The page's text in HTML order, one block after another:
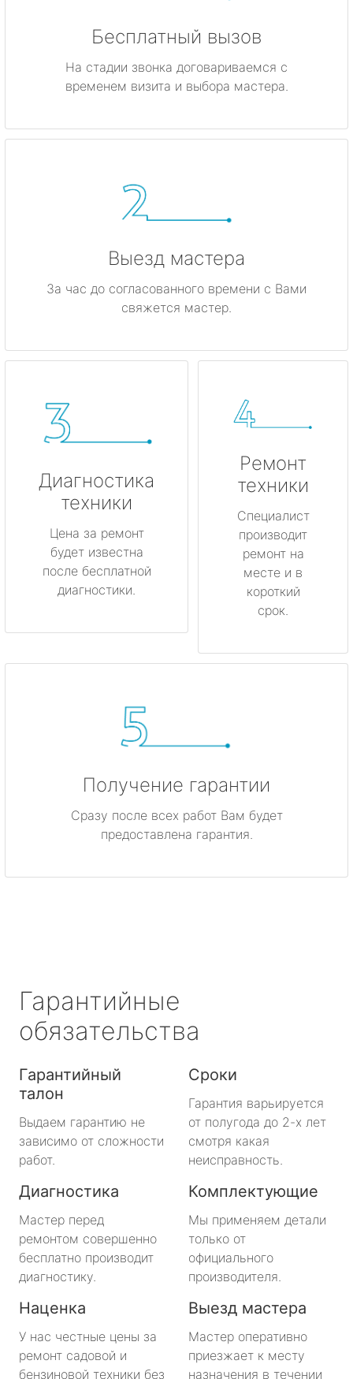
Бесплатный вызов
На стадии звонка договариваемся с
временем визита и выбора мастера.
Выезд мастера
За час до согласованного времени с Вами
свяжется мастер.
Диагностика
техники
Цена за ремонт
будет известна
после бесплатной
диагностики.
Ремонт
техники
Специалист
производит
ремонт на
месте и в
короткий
срок.
Получение гарантии
Сразу после всех работ Вам будет
предоставлена гарантия.
Гарантийные
обязательства
Гарантийный
талон
Выдаем гарантию не
зависимо от сложности
работ.
Сроки
Гарантия варьируется
от полугода до 2-х лет
смотря какая
неисправность.
Диагностика
Мастер перед
ремонтом совершенно
бесплатно производит
диагностику.
Комплектующие
Мы применяем детали
только от
официального
производителя.
Наценка
У нас честные цены за
ремонт садовой и
бензиновой техники без
Выезд мастера
Мастер оперативно
приезжает к месту
назначения в течении